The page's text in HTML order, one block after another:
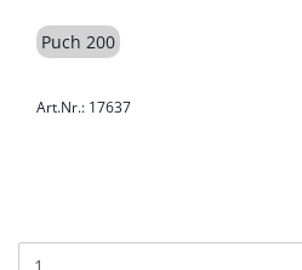
Puch 200
Art.Nr.: 17637